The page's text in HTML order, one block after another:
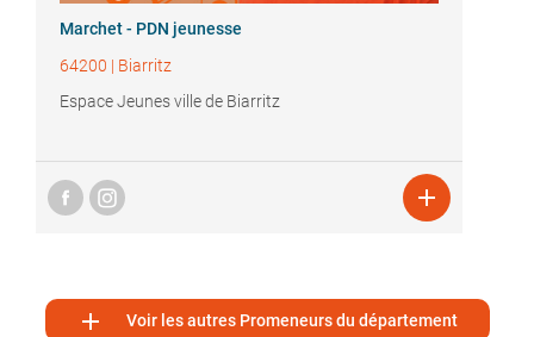
Marchet - PDN jeunesse
64200 | Biarritz
Espace Jeunes ville de Biarritz

 Voir les autres Promeneurs du département